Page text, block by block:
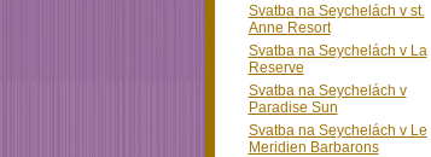
Svatba na Seychelách v st.
Anne Resort
Svatba na Seychelách v La
Reserve
Svatba na Seychelách v
Paradise Sun
Svatba na Seychelách v Le
Meridien Barbarons